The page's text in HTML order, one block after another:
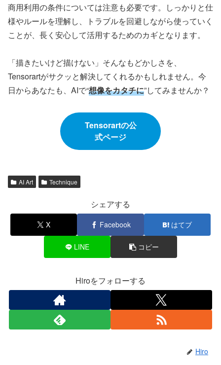
商用利用の条件については注意も必要です。しっかりと仕
様やルールを理解し、トラブルを回避しながら使っていく
ことが、長く安心して活用するためのカギとなります。
「描きたいけど描けない」そんなもどかしさを、
Tensorartがサクッと解決してくれるかもしれません。今
日からあなたも、AIで“想像をカタチに”してみませんか？
Tensorartの公
式ページ
AI Art Technique
シェアする
X Facebook はてブ
LINE コピー
Hiroをフォローする
Hiro